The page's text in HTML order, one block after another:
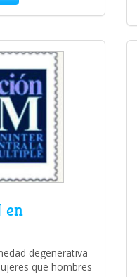
en
degenerativa
que hombres